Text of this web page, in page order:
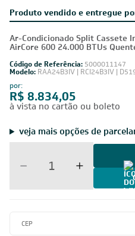
Produto vendido e entregue
Ar-Condicionado Split Cassete
AirCore 600 24.000 BTUs
Código de Referência: 5000011147
Modelo: RAA24B3IV | RCI24B3IV |
por:
R$ 8.834,05
à vista no cartão ou boleto
veja mais opções de